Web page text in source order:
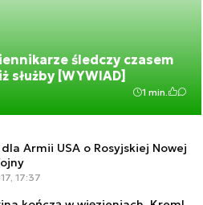
śledczy czasem
służby [WYWIAD]
1 min.
Armii USA o Rosyjskiej Nowej
17:37